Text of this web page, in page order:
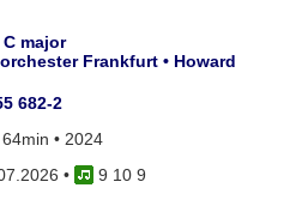
major
Frankfurt • Howard
682-2
64min • 2024
•
9 10 9